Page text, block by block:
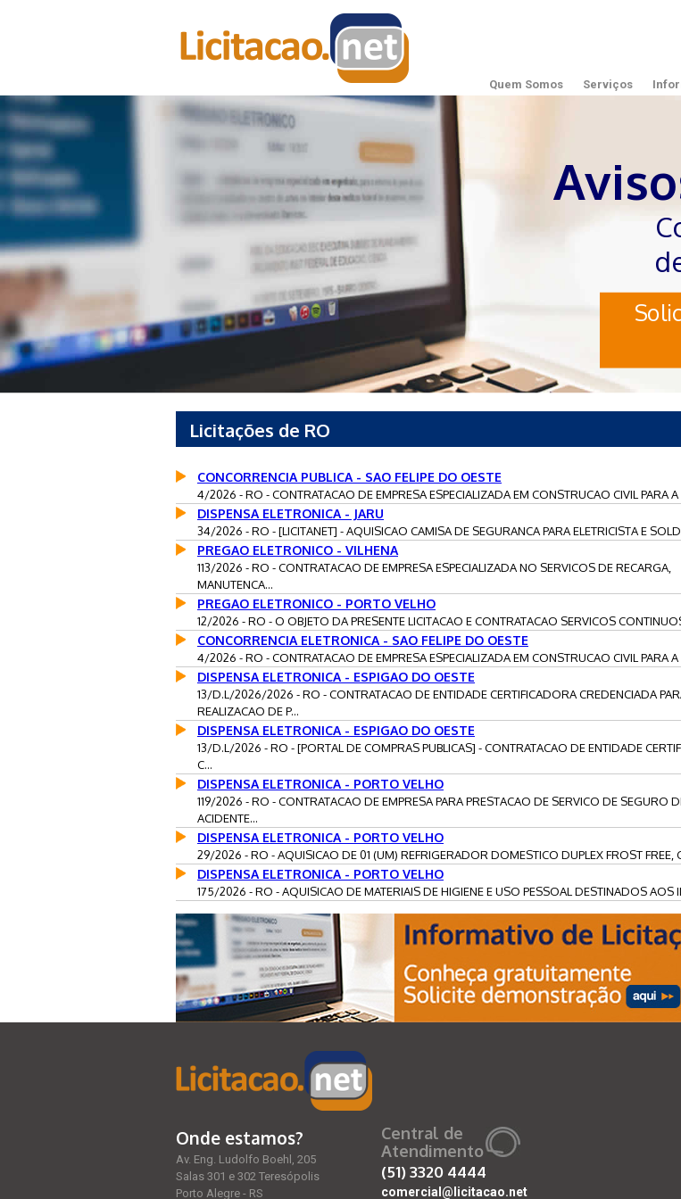
Quem Somos Serviços
Licitações de RO
CONCORRENCIA PUBLICA - SAO FELIPE DO OESTE
4/2026 - RO - CONTRATACAO DE EMPRESA ESPECIALIZADA EM CONSTRUCAO CIVIL PARA A
DISPENSA ELETRONICA - JARU
34/2026 - RO - [LICITANET] - AQUISICAO CAMISA DE SEGURANCA PARA ELETRICISTA E
PREGAO ELETRONICO - VILHENA
113/2026 - RO - CONTRATACAO DE EMPRESA ESPECIALIZADA NO SERVICOS DE RECARGA,
MANUTENCA...
PREGAO ELETRONICO - PORTO VELHO
12/2026 - RO - O OBJETO DA PRESENTE LICITACAO E CONTRATACAO SERVICOS
CONCORRENCIA ELETRONICA - SAO FELIPE DO OESTE
4/2026 - RO - CONTRATACAO DE EMPRESA ESPECIALIZADA EM CONSTRUCAO CIVIL PARA A
DISPENSA ELETRONICA - ESPIGAO DO OESTE
13/D.L/2026/2026 - RO - CONTRATACAO DE ENTIDADE CERTIFICADORA CREDENCIADA
REALIZACAO DE P...
DISPENSA ELETRONICA - ESPIGAO DO OESTE
13/D.L/2026 - RO - [PORTAL DE COMPRAS PUBLICAS] - CONTRATACAO DE ENTIDADE
C...
DISPENSA ELETRONICA - PORTO VELHO
119/2026 - RO - CONTRATACAO DE EMPRESA PARA PRESTACAO DE SERVICO DE SEGURO
ACIDENTE...
DISPENSA ELETRONICA - PORTO VELHO
29/2026 - RO - AQUISICAO DE 01 (UM) REFRIGERADOR DOMESTICO DUPLEX FROST FREE,
DISPENSA ELETRONICA - PORTO VELHO
175/2026 - RO - AQUISICAO DE MATERIAIS DE HIGIENE E USO PESSOAL DESTINADOS AOS
Onde estamos?
Av. Eng. Ludolfo Boehl, 205
Salas 301 e 302 Teresópolis
Porto Alegre - RS
Central de
Atendimento
(51)3320 4444
comercial@licitacao.net